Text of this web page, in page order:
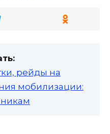
рейды на
мобилизации: